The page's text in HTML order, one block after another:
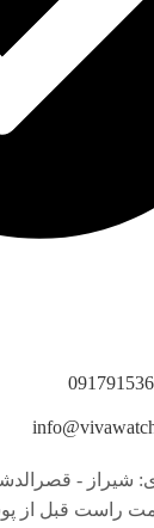
شیراز -
راست قبل از